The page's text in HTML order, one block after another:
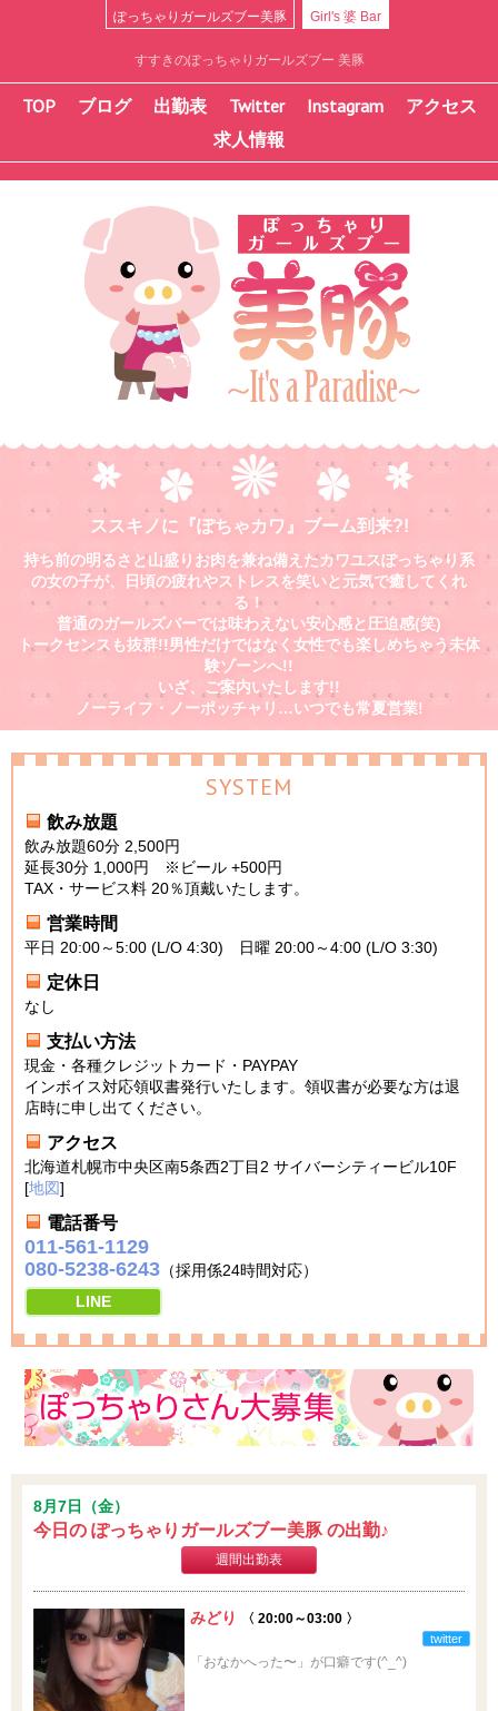
ぽっちゃりガールズブー美豚 Girl's 婆 Bar
すすきのぽっちゃりガールズブー 美豚
TOP ブログ 出勤表 Twitter Instagram
アクセス
求人情報
ススキノに『ぽちゃカワ』ブーム到来?!
持ち前の明るさと山盛りお肉を兼ね備えたカワユスぽっちゃり系
の女の子が、日頃の疲れやストレスを笑いと元気で癒してくれ
る！
普通のガールズバーでは味わえない安心感と圧迫感(笑)
トークセンスも抜群!!男性だけではなく女性でも楽しめちゃう未体
験ゾーンへ!!
いざ、ご案内いたします!!
ノーライフ・ノーポッチャリ…いつでも常夏営業!
SYSTEM
飲み放題
飲み放題60分 2,500円
延長30分 1,000円 ※ビール +500円
TAX・サービス料 20％頂戴いたします。
営業時間
平日 20:00～5:00 (L/O 4:30) 日曜 20:00～4:00 (L/O 3:30)
定休日
なし
支払い方法
現金・各種クレジットカード・PAYPAY
インボイス対応領収書発行いたします。領収書が必要な方は退
店時に申し出てください。
アクセス
北海道札幌市中央区南5条西2丁目2 サイバーシティービル10F
[地図]
電話番号
011-561-1129
080-5238-6243 （採用係24時間対応）
LINE
8月7日（金）
今日の ぽっちゃりガールズブー美豚 の出勤♪
週間出勤表
みどり 〈 20:00～03:00 〉
twitter
「おなかへった〜」が口癖です(^_^)